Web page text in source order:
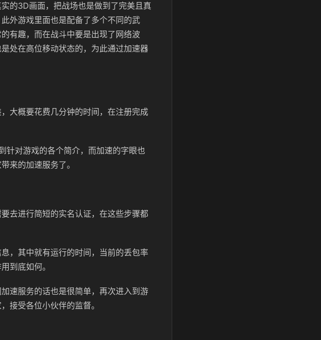
的3D画面，把战场也是做到了完美且真
外游戏里面也是配备了多个不同的武
有趣，而在战斗中要是出现了网络波
处在高位移动状态的，为此通过加速器
大概要花费几分钟的时间，在注册完成
针对游戏的各个简介，而加速的字眼也
来的加速服务了。
去进行简短的实名认证，在这些步骤都
，其中就有运行的时间，当前的丢包率
到底如何。
速服务的话也是很简单，再次进入到游
接受各位小伙伴的监督。